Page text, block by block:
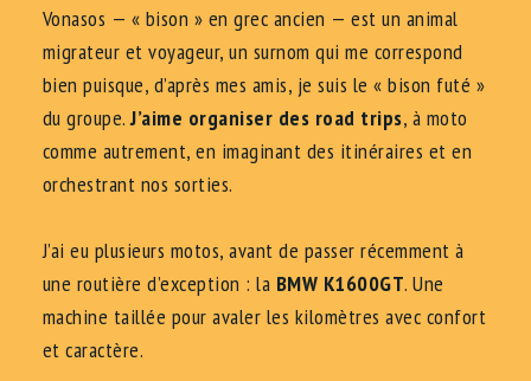
Vonasos — « bison » en grec ancien — est un animal
migrateur et voyageur, un surnom qui me correspond
bien puisque, d’après mes amis, je suis le « bison futé »
du groupe.J’aime organiser des road trips, à moto
comme autrement, en imaginant des itinéraires et en
orchestrant nos sorties.
J’ai eu plusieurs motos, avant de passer récemment à
une routière d’exception : la BMW K1600GT. Une
machine taillée pour avaler les kilomètres avec confort
et caractère.